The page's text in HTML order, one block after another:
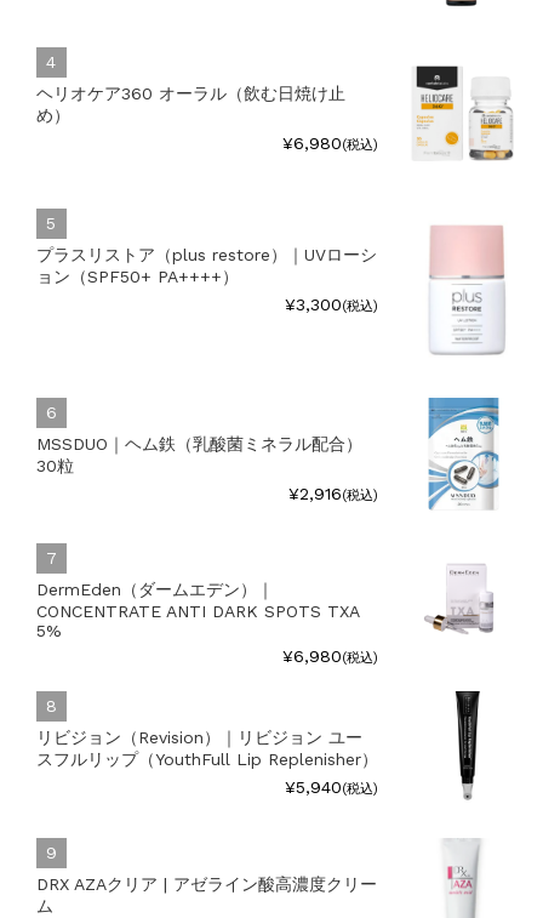
ヘリオケア360 オーラル（飲む日焼け止
め）
¥6,980(税込)
プラスリストア（plus restore）｜UVローシ
ョン（SPF50+ PA++++）
¥3,300(税込)
MSSDUO｜ヘム鉄（乳酸菌ミネラル配合）
30粒
¥2,916(税込)
DermEden（ダームエデン）｜
CONCENTRATE ANTI DARK SPOTS TXA
5%
¥6,980(税込)
リビジョン（Revision）｜リビジョン ユー
スフルリップ（YouthFull Lip Replenisher）
¥5,940(税込)
DRX AZAクリア | アゼライン酸高濃度クリー
ム